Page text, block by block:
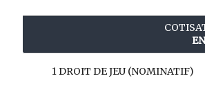
1 DROIT DE JEU (NOMINATIF)